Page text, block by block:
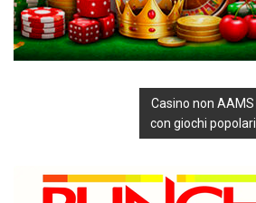
Casino non AAMS
con giochi popolari